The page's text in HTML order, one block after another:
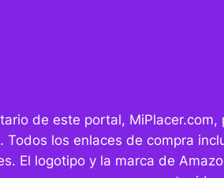
de este portal,
Todos los enlaces de compra
El logotipo y la marca de